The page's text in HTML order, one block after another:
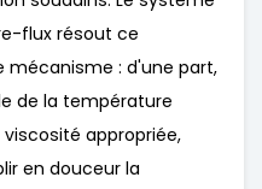
flux résout ce
mécanisme : d'une part,
de la température
appropriée,
en douceur la